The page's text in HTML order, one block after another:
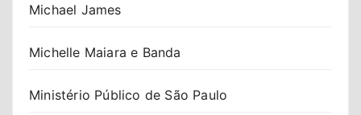
Michael James
Michelle Maiara e Banda
Ministério Público de São Paulo